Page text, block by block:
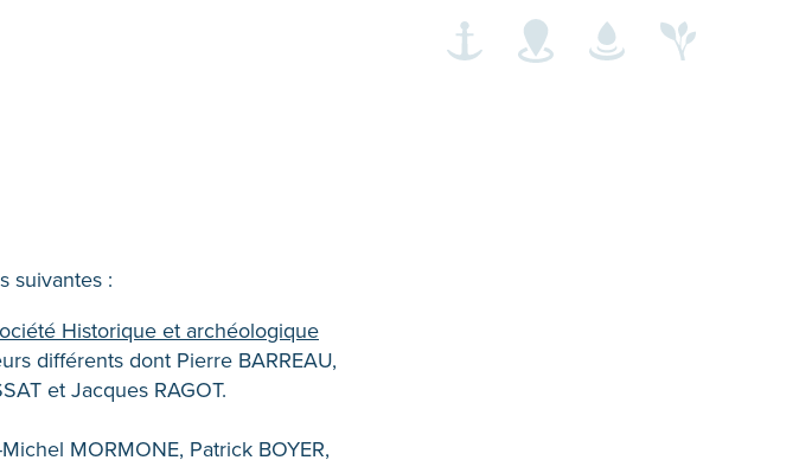
suivantes :
Historique et archéologique
différents dont Pierre BARREAU,
et Jacques RAGOT.
MORMONE, Patrick BOYER,